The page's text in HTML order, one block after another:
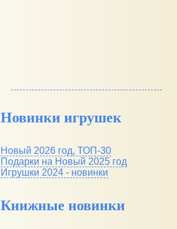
Новинки игрушек
Новый 2026 год, ТОП-30
Подарки на Новый 2025 год
Игрушки 2024 - новинки
Книжные новинки